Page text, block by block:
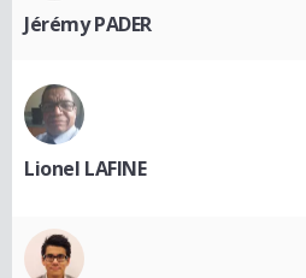
Jérémy PADER
Lionel LAFINE